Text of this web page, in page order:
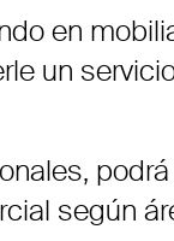
en
un
según